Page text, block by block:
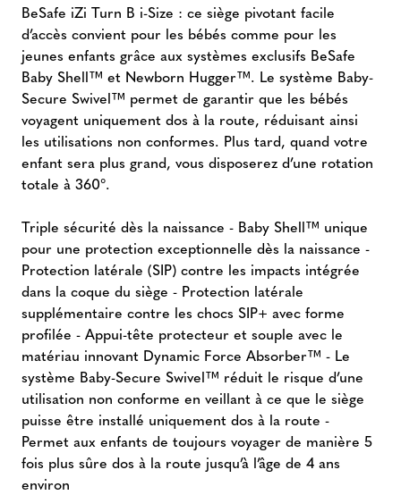
BeSafe iZi Turn B i-Size : ce siège pivotant facile
d’accès convient pour les bébés comme pour les
jeunes enfants grâce aux systèmes exclusifs BeSafe
Baby Shell™ et Newborn Hugger™. Le système Baby-
Secure Swivel™ permet de garantir que les bébés
voyagent uniquement dos à la route, réduisant ainsi
les utilisations non conformes. Plus tard, quand votre
enfant sera plus grand, vous disposerez d’une rotation
totale à 360°.
Triple sécurité dès la naissance - Baby Shell™ unique
pour une protection exceptionnelle dès la naissance -
Protection latérale (SIP) contre les impacts intégrée
dans la coque du siège - Protection latérale
supplémentaire contre les chocs SIP+ avec forme
profilée - Appui-tête protecteur et souple avec le
matériau innovant Dynamic Force Absorber™ - Le
système Baby-Secure Swivel™ réduit le risque d’une
utilisation non conforme en veillant à ce que le siège
puisse être installé uniquement dos à la route -
Permet aux enfants de toujours voyager de manière 5
fois plus sûre dos à la route jusqu’à l’âge de 4 ans
environ